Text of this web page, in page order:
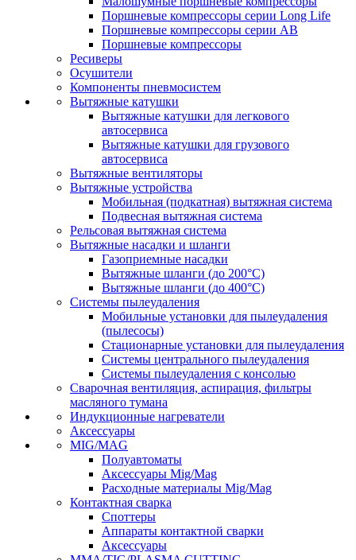
Поршневые компрессоры серии Long Life
Поршневые компрессоры серии AB
Поршневые компрессоры
Ресиверы
Осушители
Компоненты пневмосистем
Вытяжные катушки
Вытяжные катушки для легкового
автосервиса
Вытяжные катушки для грузового
автосервиса
Вытяжные вентиляторы
Вытяжные устройства
Мобильная (подкатная) вытяжная система
Подвесная вытяжная система
Рельсовая вытяжная система
Вытяжные насадки и шланги
Газоприемные насадки
Вытяжные шланги (до 200°C)
Вытяжные шланги (до 400°C)
Системы пылеудаления
Мобильные установки для пылеудаления
(пылесосы)
Стационарные установки для пылеудаления
Системы центрального пылеудаления
Системы пылеудаления с консолью
Сварочная вентиляция, аспирация, фильтры
масляного тумана
Индукционные нагреватели
Аксессуары
MIG/MAG
Полуавтоматы
Аксессуары Mig/Mag
Расходные материалы Mig/Mag
Контактная сварка
Споттеры
Аппараты контактной сварки
Аксессуары